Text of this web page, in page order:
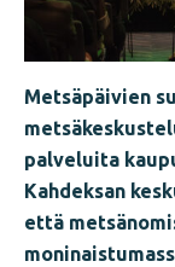
Metsäpäivien
palveluita
Kahdeksan
että